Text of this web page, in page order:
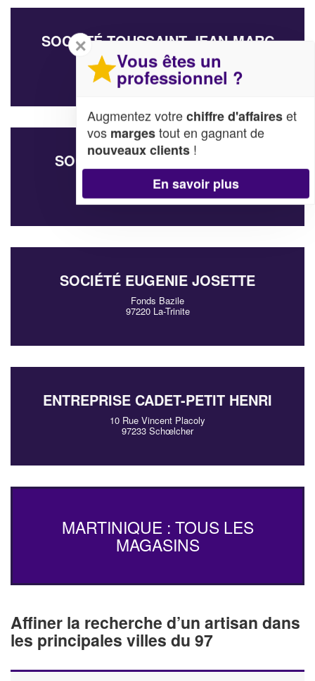
SOCIÉTÉ TOUSSAINT JEAN-MARC
16 Avenue La Maurice
97224 Ducos
SOCIÉTÉ SOUND & CO (SARL)
Habitation Gondeau
97232 Le-Lamentin
SOCIÉTÉ EUGENIE JOSETTE
Fonds Bazile
97220 La-Trinite
ENTREPRISE CADET-PETIT HENRI
10 Rue Vincent Placoly
97233 Schœlcher
MARTINIQUE : TOUS LES
MAGASINS
Affiner la recherche d’un artisan dans
les principales villes du 97
✕
Vous êtes un
professionnel ?
Augmentez votrechiffre d'affaireset
vos margestout en gagnant de
nouveaux clients !
En savoir plus